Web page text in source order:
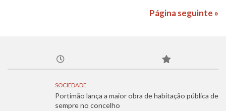
Página seguinte »
SOCIEDADE
Portimão lança a maior obra de habitação pública de
sempre no concelho